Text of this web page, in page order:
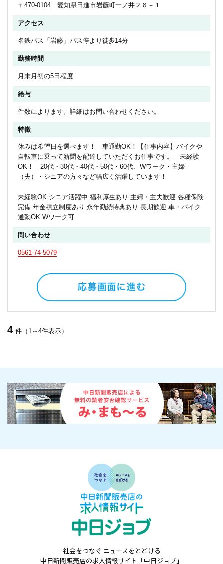
〒470-0104 愛知県日進市岩藤町一ノ井２６－１
アクセス
名鉄バス「岩藤」バス停より徒歩14分
勤務時間
月末月初の5日程度
給与
件数によります。詳細はお問い合わせください。
特徴
休みは希望日を選べます！ 車通勤OK！【仕事内容】バイクや
自転車に乗って新聞を配達していただくお仕事です。 未経験
OK！ 20代・30代・40代・50代・60代、Wワーク・主婦
（夫）・シニアの方々など幅広く活躍しています！
未経験OK シニア活躍中 福利厚生あり 主婦・主夫歓迎 各種保険
完備 年金積立制度あり 永年勤続特典あり 長期歓迎 車・バイク
通勤OK Wワーク可
問い合わせ
0561-74-5079
4 件（1～4件表示）
社会をつなぐ ニュースをとどける
中日新聞販売店の求人情報サイト「中日ジョブ」